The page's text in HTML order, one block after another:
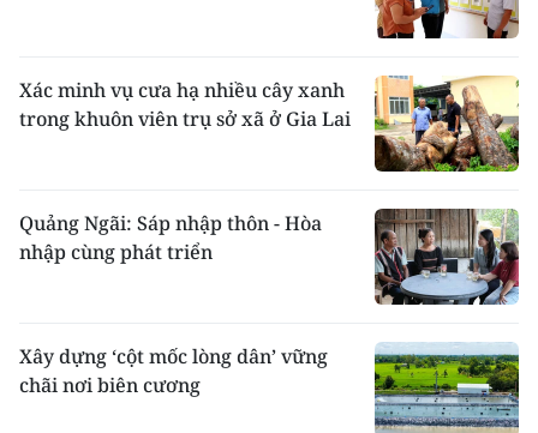
Xác minh vụ cưa hạ nhiều cây xanh
trong khuôn viên trụ sở xã ở Gia Lai
Quảng Ngãi: Sáp nhập thôn - Hòa
nhập cùng phát triển
Xây dựng ‘cột mốc lòng dân’ vững
chãi nơi biên cương